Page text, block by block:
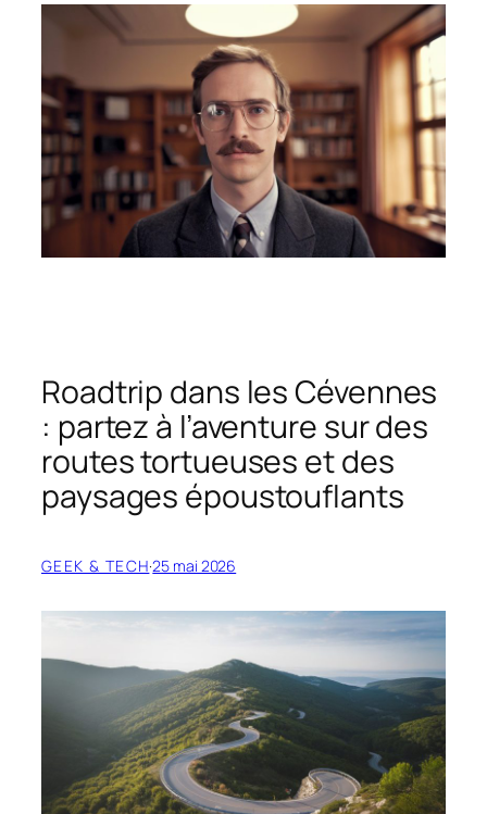
Roadtrip dans les Cévennes
: partez à l’aventure sur des
routes tortueuses et des
paysages époustouflants
GEEK & TECH·25 mai 2026